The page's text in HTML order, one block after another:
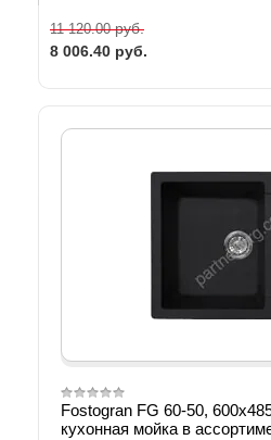
11 120.00руб.
8 006.40 руб.
Fostogran FG 60-50,
кухонная мойка в